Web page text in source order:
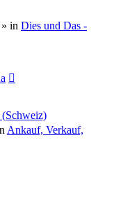
in Dies und Das -
Ankauf, Verkauf,